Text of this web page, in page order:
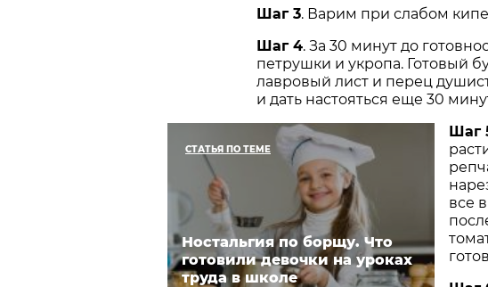
Шаг 3. Варим при слабом
Шаг 4. За 30 минут до
петрушки и укропа. Готовый
лавровый лист и перец
и дать настояться еще 30
СТАТЬЯ ПО ТЕМЕ
Ностальгия по борщу. Что
готовили девочки на уроках
труда в школе
Шаг
все